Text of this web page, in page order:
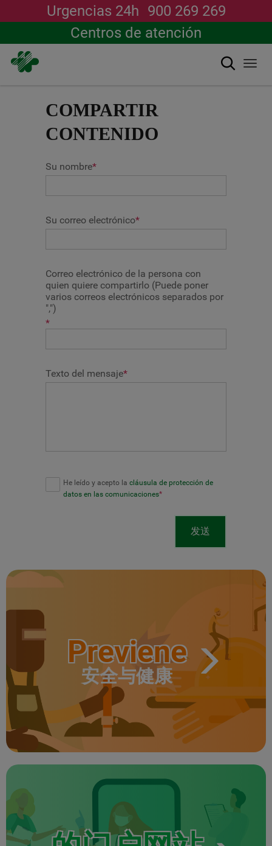
Urgencias 24h 900 269 269
Centros de atención
搜索
COMPARTIR
CONTENIDO
Su nombre*
Su correo electrónico*
Correo electrónico de la persona con
quien quiere compartirlo (Puede poner
varios correos electrónicos separados por
",")
*
Texto del mensaje*
He leído y acepto la cláusula de protección de
datos en las comunicaciones*
发送
Previene
安全与健康